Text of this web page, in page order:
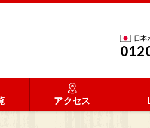
日本
アクセス